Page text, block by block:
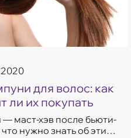
для волос: как
ли их покупать
маст-хэв после бьюти-
нужно знать об этих